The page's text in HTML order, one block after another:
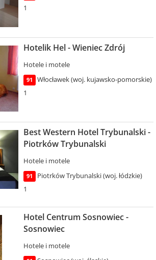
1
Hotelik Hel - Wieniec Zdrój
Hotele i motele
91
Włocławek (woj. kujawsko-pomorskie)
1
Best Western Hotel Trybunalski -
Piotrków Trybunalski
Hotele i motele
91
Piotrków Trybunalski (woj. łódzkie)
1
Hotel Centrum Sosnowiec -
Sosnowiec
Hotele i motele